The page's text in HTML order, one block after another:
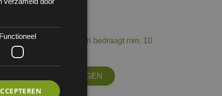
voorraad. De levertermijn bedraagt min. 10
OFFERTE AANVRAGEN
Functioneel